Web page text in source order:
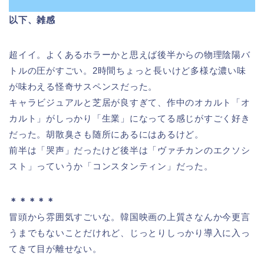
以下、雑感
超イイ。よくあるホラーかと思えば後半からの物理陰陽バ
トルの圧がすごい。2時間ちょっと長いけど多様な濃い味
が味わえる怪奇サスペンスだった。
キャラビジュアルと芝居が良すぎて、作中のオカルト「オ
カルト」がしっかり「生業」になってる感じがすごく好き
だった。胡散臭さも随所にあるにはあるけど。
前半は「哭声」だったけど後半は「ヴァチカンのエクソシ
スト」っていうか「コンスタンティン」だった。
＊＊＊＊＊
冒頭から雰囲気すごいな。韓国映画の上質さなんか今更言
うまでもないことだけれど、じっとりしっかり導入に入っ
てきて目が離せない。